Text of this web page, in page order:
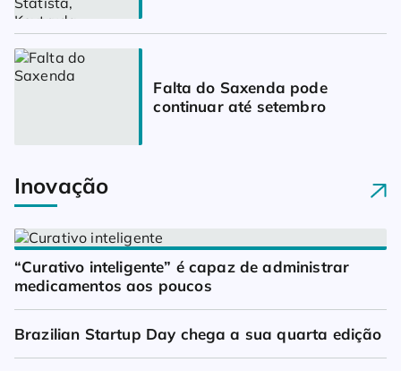
Falta do Saxenda pode
continuar até setembro
Inovação
“Curativo inteligente” é capaz de administrar
medicamentos aos poucos
Brazilian Startup Day chega a sua quarta edição